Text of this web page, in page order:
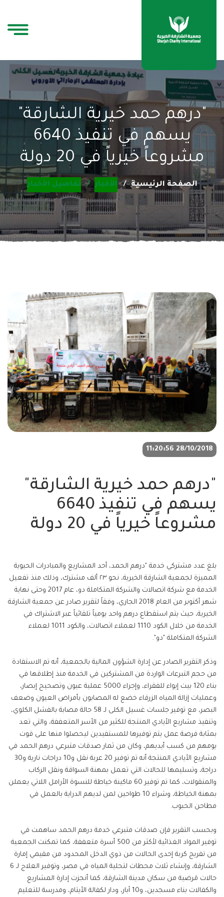
"درهم حمد خيرية الشارقة"
يسهم في تنفيذ 6640
مشروعاً خيرياً في 20 دولة
الصفحة الرئيسية الأخبار تفاصيل الأخبار
28/10/2018 11:20:56
"درهم حمد خيرية الشارقة"
يسهم في تنفيذ 6640
مشروعاً خيرياً في 20 دولة
بلغ عدد مشتركي خدمة "درهم الحمد، أحد المشاريع والمبادرات الحيوية
المميزة لجمعية الشارقة الخيرية، نحو ٢٣ ألف مشترك، وذلك منذ تفعيل
الخدمة مع شركة اتصالات والشركة المتكاملة دو، عام 2017 وحتى نهاية
شهر أكتوبر من العام 2018 الجاري، وفقاً لتقرير صادر عن جمعية الشارقة
الخيرية، حيث يتم استقطاع درهم واحد يومياً تلقائياً عبر الاشتراك في
الخدمة من خلال الكود 1110 لعملاء اتصالات، والكود 1011 لعملاء
الشركة المتكاملة "دو".
وذكر التقرير الصادر عن إدارة الشؤون المالية بالجمعية، أنه تم الاستفادة
من حجم التبرعات الواردة من المشتركين في الخدمة منذ إطلاقها في
بناء 120 بيت إيواء للفقراء، وإجراء 5000 عملية عيون وتصحيح إبصار،
وعمليات إزالة المياه الزرقاء خضع له المصابون بأمراض العيون وضعف
البصر، مع توفير جلسات غسيل الكلى لـ 58 حالة مصابة بالفشل الكلوي،
وتنفيذ مشاريع الأيادي المنتجة للكثير من الأسر المتعففة، والتي تعد
بمثابة فرصة عمل يتم توفيرها للمستفيدين ليحصلوا منها على قوت
يومهم من كسب أيديهم، وكان من ثمار صدقات متبرعي درهم الحمد في
مشاريع الأيادي المنتجة أنه تم توفير 20 عربة نقل و10 دراجات نارية و30
دراجة، وتسليمها للحالات التي تعمل بمهنة السواقة ونقل الركاب
والمنقولات، كما تم توفير 60 ماكينة خياطة للنسوة الأرامل اللاتي يعملن
بمهنة الخياطة، وشراء 10 طواحين لمن لديهم الدراية بالعمل في
مطاحن الحبوب.
وبحسب التقرير فإن صدقات متبرعي خدمة درهم الحمد ساهمت في
توفير المواد الغذائية لأكثر من 500 أسرة متعففة، كما تمكنت الجمعية
من تفريج كربة إحدى الحالات من ذوي الدخل المحدود من مقيمي إمارة
الشارقة، وإنشاء ثلاث محطات لتحلية المياه في مصر، وتوفير العلاج لـ 6
حالات مَرضية من سكان مدينة الشارقة، كما أنجزت إدارة المشاريع
والكفالات بناء مسجدين، و10 آبار، ودار لكفالة الأيتام، ومدرسة للتعليم